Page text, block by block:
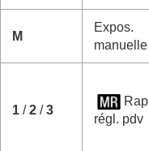
M
Expos.
manuelle
1 / 2 / 3
régl. pdv